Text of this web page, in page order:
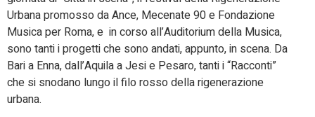
Urbana promosso da Ance, Mecenate 90 e Fondazione
Musica per Roma, e in corso all’Auditorium della Musica,
sono tanti i progetti che sono andati, appunto, in scena. Da
Bari a Enna, dall’Aquila a Jesi e Pesaro, tanti i “Racconti”
che si snodano lungo il filo rosso della rigenerazione
urbana.